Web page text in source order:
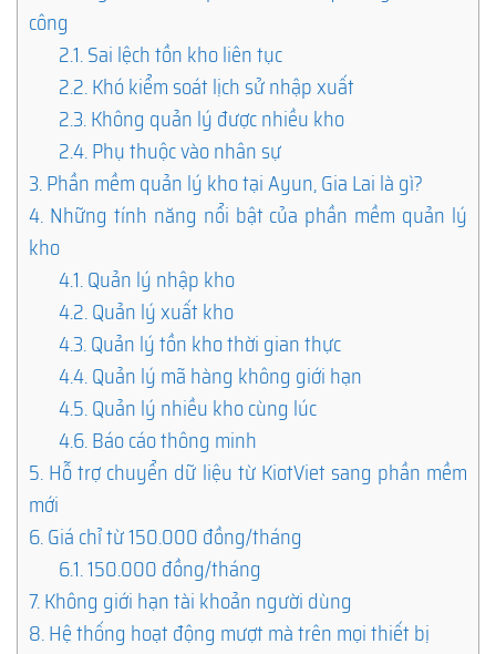
công
2.1.Sai lệch tồn kho liên tục
2.2.Khó kiểm soát lịch sử nhập xuất
2.3.Không quản lý được nhiều kho
2.4.Phụ thuộc vào nhân sự
3.Phần mềm quản lý kho tại Ayun, Gia Lai là gì?
4. Những tính năng nổi bật của phần mềm quản lý
kho
4.1.Quản lý nhập kho
4.2.Quản lý xuất kho
4.3.Quản lý tồn kho thời gian thực
4.4.Quản lý mã hàng không giới hạn
4.5.Quản lý nhiều kho cùng lúc
4.6.Báo cáo thông minh
5. Hỗ trợ chuyển dữ liệu từ KiotViet sang phần mềm
mới
6.Giá chỉ từ 150.000 đồng/tháng
6.1.150.000 đồng/tháng
7.Không giới hạn tài khoản người dùng
8.Hệ thống hoạt động mượt mà trên mọi thiết bị